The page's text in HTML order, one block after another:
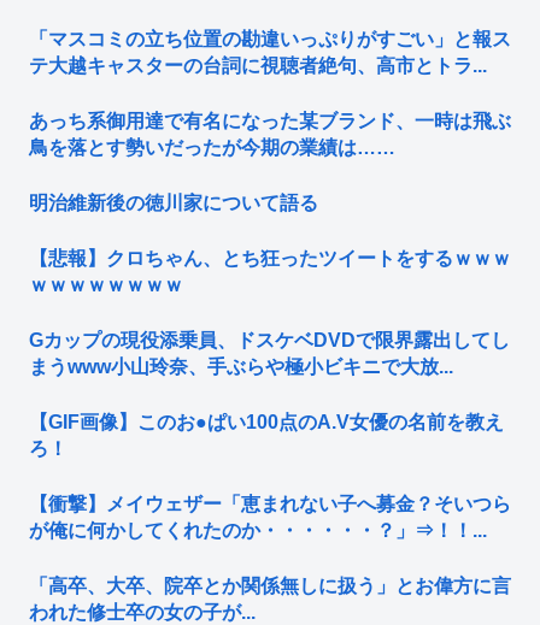
「マスコミの立ち位置の勘違いっぷりがすごい」と報ス
テ大越キャスターの台詞に視聴者絶句、高市とトラ...
あっち系御用達で有名になった某ブランド、一時は飛ぶ
鳥を落とす勢いだったが今期の業績は……
明治維新後の徳川家について語る
【悲報】クロちゃん、とち狂ったツイートをするｗｗｗ
ｗｗｗｗｗｗｗｗ
Gカップの現役添乗員、ドスケベDVDで限界露出してし
まうwww小山玲奈、手ぶらや極小ビキニで大放...
【GIF画像】このお●ぱい100点のA.V女優の名前を教え
ろ！
【衝撃】メイウェザー「恵まれない子へ募金？そいつら
が俺に何かしてくれたのか・・・・・・？」⇒！！...
「高卒、大卒、院卒とか関係無しに扱う」とお偉方に言
われた修士卒の女の子が...